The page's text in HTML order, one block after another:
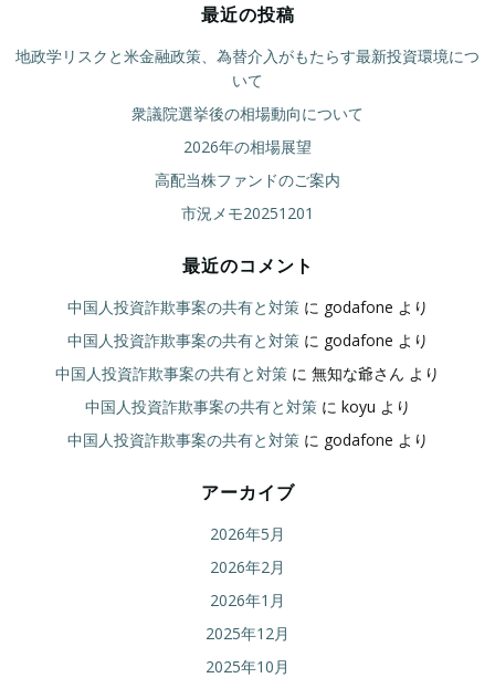
最近の投稿
地政学リスクと米金融政策、為替介入がもたらす最新投資環境につ
いて
衆議院選挙後の相場動向について
2026年の相場展望
高配当株ファンドのご案内
市況メモ20251201
最近のコメント
中国人投資詐欺事案の共有と対策に godafone より
中国人投資詐欺事案の共有と対策に godafone より
中国人投資詐欺事案の共有と対策 に 無知な爺さん より
中国人投資詐欺事案の共有と対策に koyu より
中国人投資詐欺事案の共有と対策に godafone より
アーカイブ
2026年5月
2026年2月
2026年1月
2025年12月
2025年10月